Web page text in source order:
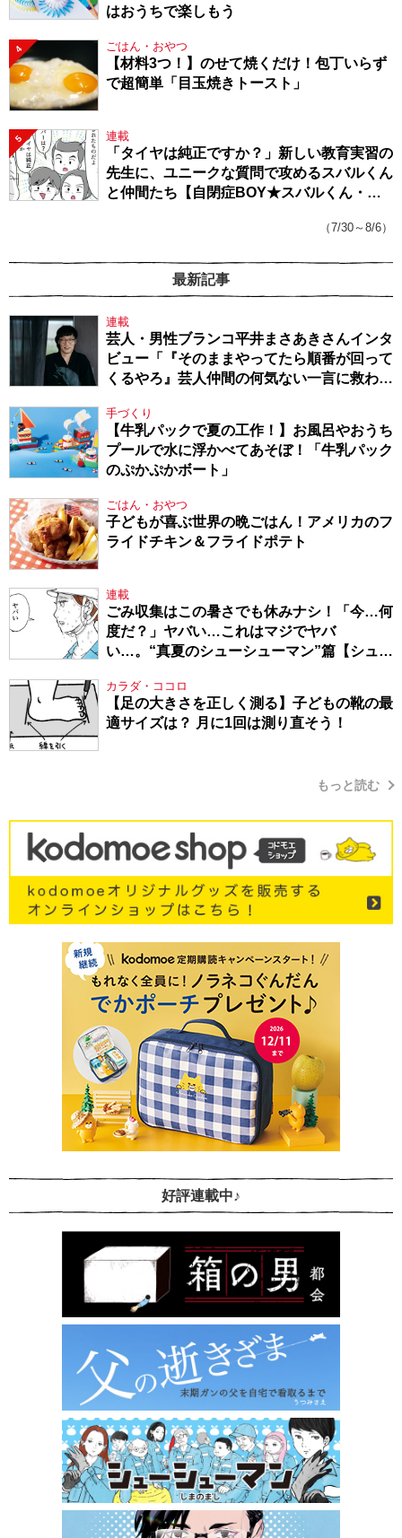
はおうちで楽しもう
4 ごはん・おやつ
【材料3つ！】のせて焼くだけ！包丁いらず
で超簡単「目玉焼きトースト」
5 連載
「タイヤは純正ですか？」新しい教育実習の
先生に、ユニークな質問で攻めるスバルくん
と仲間たち【自閉症BOY★スバルくん・
（7/30～8/6）
最新記事
連載
芸人・男性ブランコ平井まさあきさんインタ
ビュー「『そのままやってたら順番が回って
くるやろ』芸人仲間の何気ない一言に救われ
手づくり
【牛乳パックで夏の工作！】お風呂やおうち
プールで水に浮かべてあそぼ！「牛乳パック
のぷかぷかボート」
ごはん・おやつ
子どもが喜ぶ世界の晩ごはん！アメリカのフ
ライドチキン＆フライドポテト
連載
ごみ収集はこの暑さでも休みナシ！「今…何
度だ？」ヤバい…これはマジでヤバ
い…。“真夏のシューシューマン”篇【シュー
カラダ・ココロ
【足の大きさを正しく測る】子どもの靴の最
適サイズは？ 月に1回は測り直そう！
もっと読む
好評連載中♪